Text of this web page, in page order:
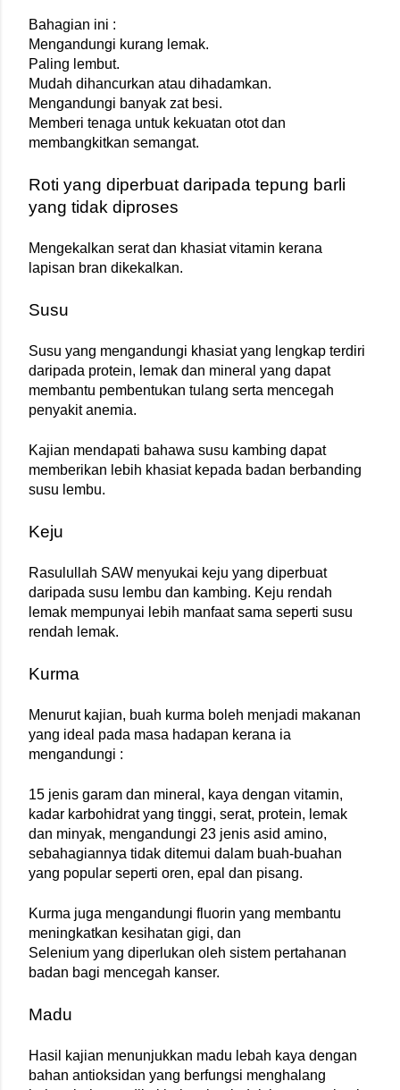
Bahagian ini :
Mengandungi kurang lemak.
Paling lembut.
Mudah dihancurkan atau dihadamkan.
Mengandungi banyak zat besi.
Memberi tenaga untuk kekuatan otot dan
membangkitkan semangat.
Roti yang diperbuat daripada tepung barli
yang tidak diproses
Mengekalkan serat dan khasiat vitamin kerana
lapisan bran dikekalkan.
Susu
Susu yang mengandungi khasiat yang lengkap terdiri
daripada protein, lemak dan mineral yang dapat
membantu pembentukan tulang serta mencegah
penyakit anemia.
Kajian mendapati bahawa susu kambing dapat
memberikan lebih khasiat kepada badan berbanding
susu lembu.
Keju
Rasulullah SAW menyukai keju yang diperbuat
daripada susu lembu dan kambing. Keju rendah
lemak mempunyai lebih manfaat sama seperti susu
rendah lemak.
Kurma
Menurut kajian, buah kurma boleh menjadi makanan
yang ideal pada masa hadapan kerana ia
mengandungi :
15 jenis garam dan mineral, kaya dengan vitamin,
kadar karbohidrat yang tinggi, serat, protein, lemak
dan minyak, mengandungi 23 jenis asid amino,
sebahagiannya tidak ditemui dalam buah-buahan
yang popular seperti oren, epal dan pisang.
Kurma juga mengandungi fluorin yang membantu
meningkatkan kesihatan gigi, dan
Selenium yang diperlukan oleh sistem pertahanan
badan bagi mencegah kanser.
Madu
Hasil kajian menunjukkan madu lebah kaya dengan
bahan antioksidan yang berfungsi menghalang